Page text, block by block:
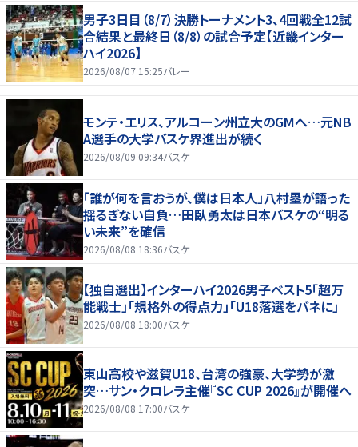
男子3日目（8/7）決勝トーナメント3、4回戦全12試
合結果と最終日（8/8）の試合予定【近畿インター
ハイ2026】
2026/08/07 15:25バレー
モンテ・エリス、アルコーン州立大のGMへ…元NB
A選手の大学バスケ界進出が続く
2026/08/09 09:34バスケ
「誰が何を言おうが、僕は日本人」八村塁が語った
揺るぎない自負…田臥勇太は日本バスケの“明る
い未来”を確信
2026/08/08 18:36バスケ
【独自選出】インターハイ2026男子ベスト5「超万
能戦士」「規格外の得点力」「U18落選をバネに」
2026/08/08 18:00バスケ
東山高校や滋賀U18、台湾の強豪、大学勢が激
突…サン・クロレラ主催『SC CUP 2026』が開催へ
2026/08/08 17:00バスケ